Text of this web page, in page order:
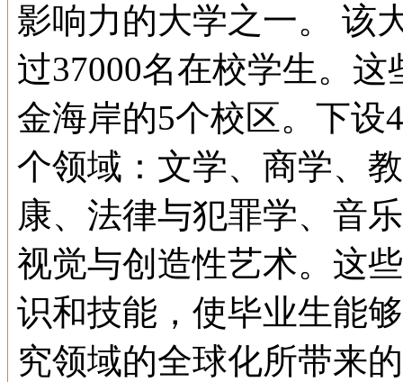
影响力的大学之一。 该
过37000名在校学生。
金海岸的5个校区。下设
个领域：文学、商学、
康、法律与犯罪学、音
视觉与创造性艺术。这
识和技能，使毕业生能
究领域的全球化所带来